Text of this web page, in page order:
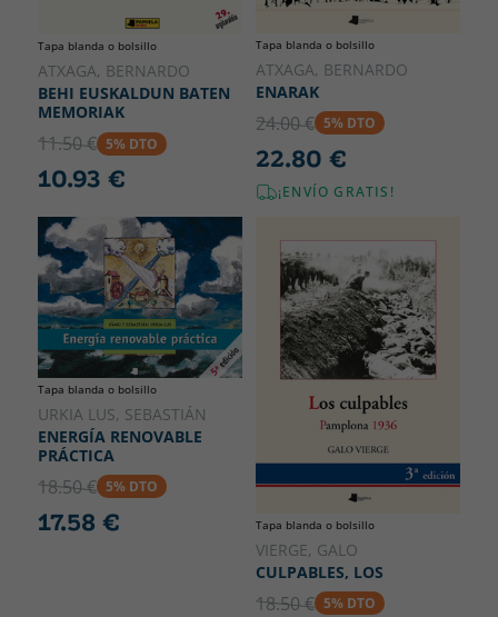
Tapa blanda o bolsillo
ATXAGA, BERNARDO
BEHI EUSKALDUN BATEN
MEMORIAK
11.50 € 5% DTO
10.93 €
Tapa blanda o bolsillo
ATXAGA, BERNARDO
ENARAK
24.00 € 5% DTO
22.80 €
¡ENVÍO GRATIS!
Tapa blanda o bolsillo
URKIA LUS, SEBASTIÁN
ENERGÍA RENOVABLE
PRÁCTICA
18.50 € 5% DTO
17.58 € Tapa blanda o bolsillo
VIERGE, GALO
CULPABLES, LOS
18.50 € 5% DTO